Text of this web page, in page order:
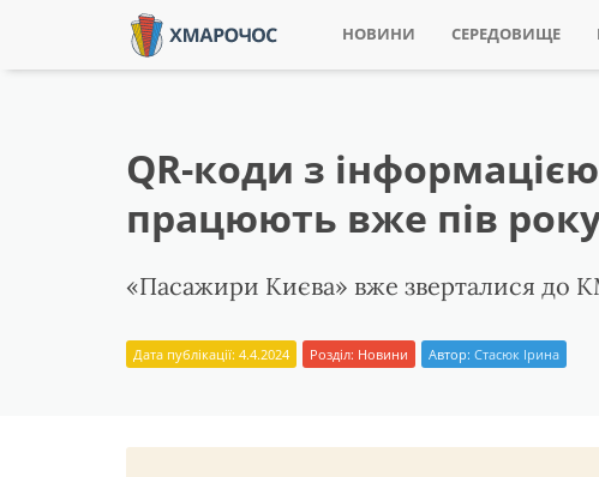
НОВИНИ СЕРЕДОВИЩЕ
QR-коди з
працюють вже пів
«Пасажири Києва» вже зверталися до
Дата публікації: 4.4.2024 Розділ: Новини Автор: Стасюк Ірина